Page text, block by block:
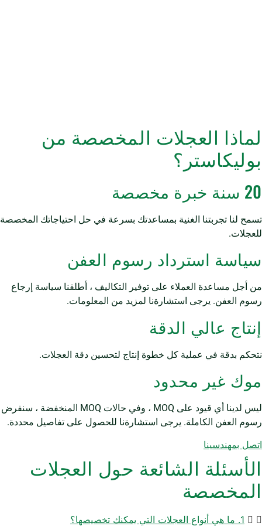
لماذا العجلات المخصصة من
بوليكاستر؟
20 سنة خبرة مخصصة
تسمح لنا تجربتنا الغنية بمساعدتك بسرعة في حل احتياجاتك المخصصة
للعجلات.
سياسة استرداد رسوم العفن
من أجل مساعدة العملاء على توفير التكاليف ، أطلقنا سياسة إرجاع
رسوم العفن. يرجى استشارةنا لمزيد من المعلومات.
إنتاج عالي الدقة
نتحكم بدقة في عملية كل خطوة إنتاج لتحسين دقة العجلات.
موك غير محدود
ليس لدينا أي قيود على MOQ ، وفي حالات MOQ المنخفضة ، سنفرض
رسوم العفن الكاملة. يرجى استشارةنا للحصول على تفاصيل محددة.
اتصل بمهندسينا
الأسئلة الشائعة حول العجلات
المخصصة
1. ما هي أنواع العجلات التي يمكنك تخصيصها؟